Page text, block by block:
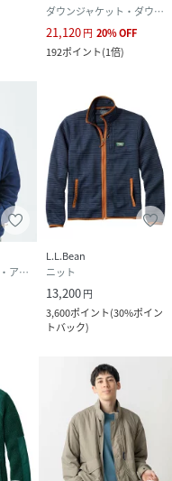
ダウンジャケット・ダウンベスト
21,120円 20%OFF
192ポイント(1倍)
その他のジャケット・アウター
L.L.Bean
ニット
13,200円
3,600ポイント(30%ポイン
トバック)